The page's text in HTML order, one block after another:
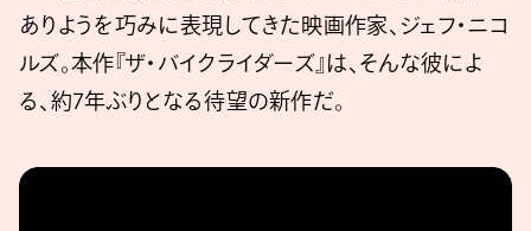
ありようを巧みに表現してきた映画作家、ジェフ・ニコ
ルズ。本作『ザ・バイクライダーズ』は、そんな彼によ
る、約7年ぶりとなる待望の新作だ。